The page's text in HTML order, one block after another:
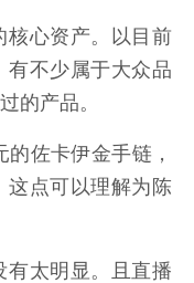
心资产。以目前
不少属于大众品
的产品。
佐卡伊金手链，
点可以理解为陈
太明显。且直播